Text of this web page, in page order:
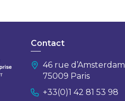
Contact
46 rue d’Amsterdam
75009 Paris
+33(0)1 42 81 53 98